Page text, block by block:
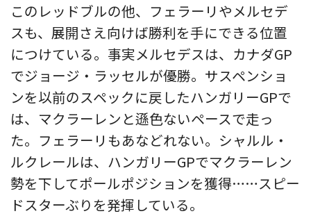
このレッドブルの他、フェラーリやメルセデ
スも、展開さえ向けば勝利を手にできる位置
につけている。事実メルセデスは、カナダGP
でジョージ・ラッセルが優勝。サスペンショ
ンを以前のスペックに戻したハンガリーGPで
は、マクラーレンと遜色ないペースで走っ
た。フェラーリもあなどれない。シャルル・
ルクレールは、ハンガリーGPでマクラーレン
勢を下してポールポジションを獲得……スピー
ドスターぶりを発揮している。